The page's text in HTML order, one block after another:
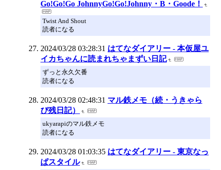
Go!Go!Go JohnnyGo!Go!Johnny・B・Goode！
Twist And Shout
読者になる
2024/03/28 03:28:31 はてなダイアリー - 本仮屋ユ
イカちゃんに読まれちゃまずい日記
ずっと永久欠番
読者になる
2024/03/28 02:48:31 マル鉄メモ（続・うきゃら
ぴ残日記）
ukyarapiのマル鉄メモ
読者になる
2024/03/28 01:03:35 はてなダイアリー - 東京なっ
ぱスタイル